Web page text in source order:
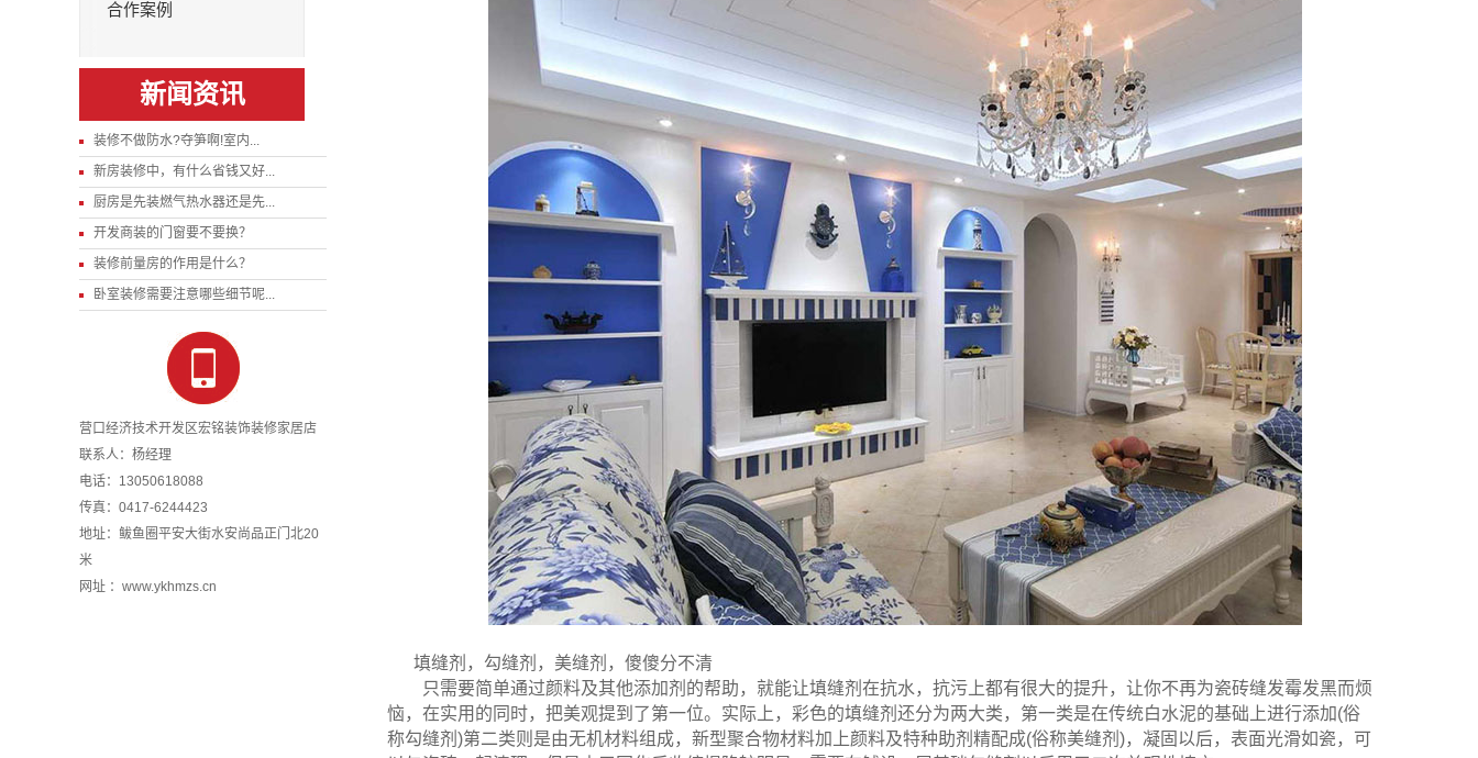
合作案例
新闻资讯
装修不做防水?夺笋啊!室内...
新房装修中，有什么省钱又好...
厨房是先装燃气热水器还是先...
开发商装的门窗要不要换？
装修前量房的作用是什么？
卧室装修需要注意哪些细节呢...
营口经济技术开发区宏铭装饰装修家居店
联系人：杨经理
电话：13050618088
传真：0417-6244423
地址：鲅鱼圈平安大街水安尚品正门北20
米
网址 ：www.ykhmzs.cn
填缝剂，勾缝剂，美缝剂，傻傻分不清
只需要简单通过颜料及其他添加剂的帮助，就能让填缝剂在抗水，抗污上都有很大的提升，让你不再为瓷砖缝发霉发黑而烦
恼，在实用的同时，把美观提到了第一位。实际上，彩色的填缝剂还分为两大类，第一类是在传统白水泥的基础上进行添加(俗
称勾缝剂)第二类则是由无机材料组成，新型聚合物材料加上颜料及特种助剂精配成(俗称美缝剂)，凝固以后，表面光滑如瓷，可